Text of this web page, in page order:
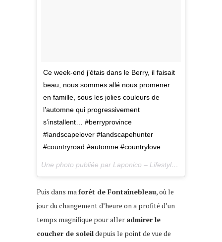
Ce week-end j’étais dans le Berry, il faisait
beau, nous sommes allé nous promener
en famille, sous les jolies couleurs de
l’automne qui progressivement
s’installent… #berryprovince
#landscapelover #landscapehunter
#countryroad #automne #countrylove
Une photo publiée par Laponico – Lifestyle & Outdoor (@laponico) le
Puis dans maforêt de Fontaînebleau, où le
jour du changement d’heure on a profité d’un
temps magnifique pour aller admirer le
coucher de soleildepuis le point de vue de